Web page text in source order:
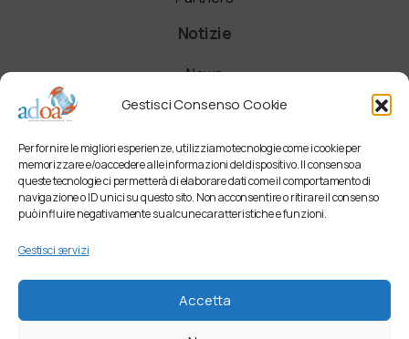
Gestisci Consenso Cookie
Per fornire le migliori esperienze, utilizziamo tecnologie come i cookie per
memorizzare e/o accedere alle informazioni del dispositivo. Il consenso a
queste tecnologie ci permetterà di elaborare dati come il comportamento di
navigazione o ID unici su questo sito. Non acconsentire o ritirare il consenso
può influire negativamente su alcune caratteristiche e funzioni.
Gestisci servizi
Accetta
Notizie
News
Comunicati
Newsletter